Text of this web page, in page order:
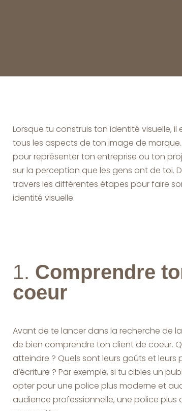
Lorsque tu construis ton identité visuelle,
tous les aspects de ton image de
pour représenter ton entreprise ou ton
sur la perception que les gens ont de toi.
travers les différentes étapes pour faire
identité visuelle.
1. Comprendre
coeur
Avant de te lancer dans la recherche de
de bien comprendre ton client de coeur.
atteindre ? Quels sont leurs goûts et
d’écriture ? Par exemple, si tu cibles un
opter pour une police plus moderne et
audience professionnelle, une police plus